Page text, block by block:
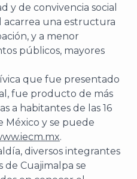
y de convivencia social
acarrea una estructura
y a menor
públicos, mayores
que fue presentado
fue producto de más
a habitantes de las 16
México y se puede
.
diversos integrantes
de Cuajimalpa se